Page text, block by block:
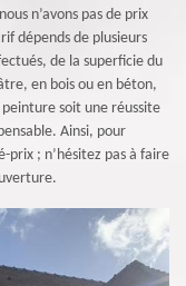
n’avons pas de prix
dépends de plusieurs
de la superficie du
en bois ou en béton,
soit une réussite
Ainsi, pour
prix ; n’hésitez pas à faire